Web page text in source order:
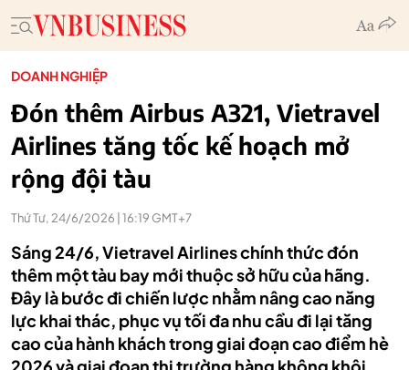
DOANH NGHIỆP
Đón thêm Airbus A321, Vietravel
Airlines tăng tốc kế hoạch mở
rộng đội tàu
Thứ Tư, 24/6/2026 | 16:19 GMT+7
Sáng 24/6, Vietravel Airlines chính thức đón
thêm một tàu bay mới thuộc sở hữu của hãng.
Đây là bước đi chiến lược nhằm nâng cao năng
lực khai thác, phục vụ tối đa nhu cầu đi lại tăng
cao của hành khách trong giai đoạn cao điểm hè